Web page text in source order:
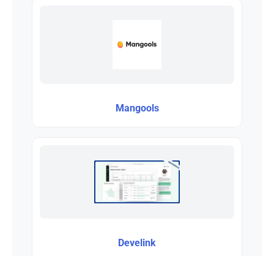
Mangools
Develink